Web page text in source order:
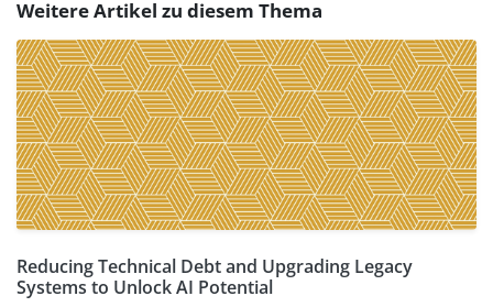
Weitere Artikel zu diesem Thema
Reducing Technical Debt and Upgrading Legacy
Systems to Unlock AI Potential